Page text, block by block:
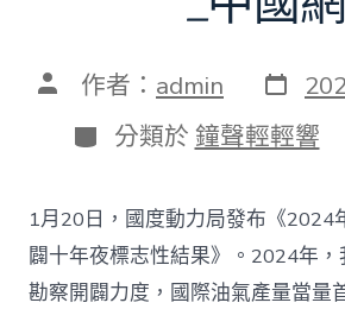
文 作者： admin 發
表
日
期
分
類
分類於 鐘聲輕輕響
1月20日，國度動力局發布《2024
闢十年夜標志性結果》。2024年
勘察開闢力度，國際油氣產量當量